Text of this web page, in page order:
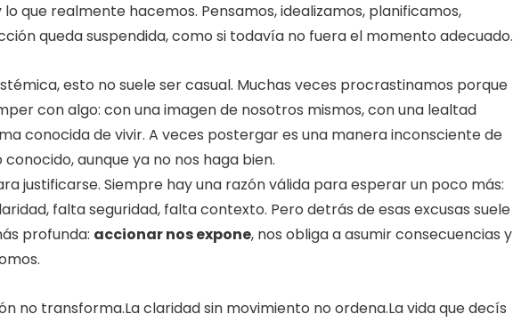
que realmente hacemos. Pensamos, idealizamos, planificamos,
queda suspendida, como si todavía no fuera el momento adecuado.
esto no suele ser casual. Muchas veces procrastinamos porque
con algo: con una imagen de nosotros mismos, con una lealtad
conocida de vivir. A veces postergar es una manera inconsciente de
conocido, aunque ya no nos haga bien.
justificarse. Siempre hay una razón válida para esperar un poco más:
falta seguridad, falta contexto. Pero detrás de esas excusas suele
profunda: accionar nos expone, nos obliga a asumir consecuencias y
no transforma.La claridad sin movimiento no ordena.La vida que decís